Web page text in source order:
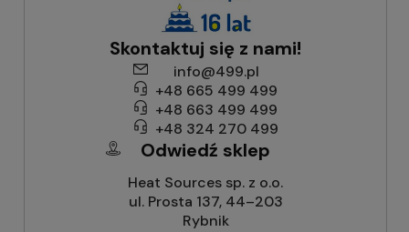
Skontaktuj się z nami!
info@499.pl
+48 665 499 499
+48 663 499 499
+48 324 270 499
Odwiedź sklep
Heat Sources sp. z o.o.
ul. Prosta 137, 44–203
Rybnik